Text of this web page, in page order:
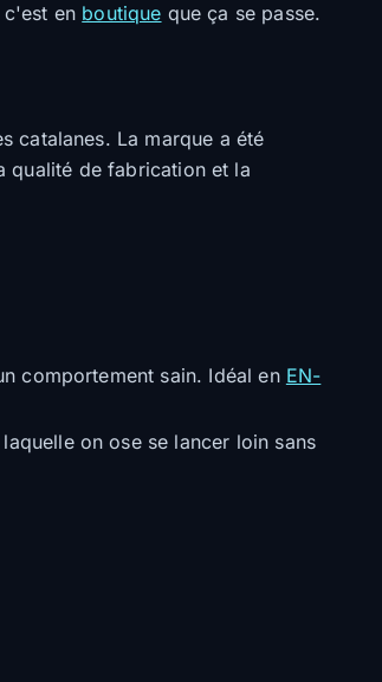
en boutique que ça se passe.
catalanes. La marque a été
qualité de fabrication et la
comportement sain. Idéal en EN-
on ose se lancer loin sans